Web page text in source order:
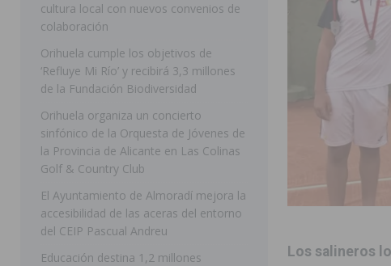
[ 07/08/2026 ] La Generalitat impulsa el desdoblamiento de
[ 07/08/2026 ] Benferri ya se prepara para dar comienzo a
[ 07/08/2026 ] Rojales clausura con éxito las Fiestas de las
[ 08/08/2026 ] Controlado un incendio en la cocina de una
[ 08/08/2026 ] Benferri da comienzo a sus fiestas con una
Los salineros
cultura local con nuevos convenios de
colaboración
Orihuela cumple los objetivos de
‘Refluye Mi Río’ y recibirá 3,3 millones
de la Fundación Biodiversidad
Orihuela organiza un concierto
sinfónico de la Orquesta de Jóvenes de
la Provincia de Alicante en Las Colinas
Golf & Country Club
El Ayuntamiento de Almoradí mejora la
accesibilidad de las aceras del entorno
del CEIP Pascual Andreu
Educación destina 1,2 millones